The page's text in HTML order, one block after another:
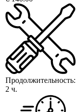
Продолжительность:
2 ч.